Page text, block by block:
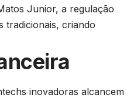
Junior, a regulação
tradicionais, criando
inovadoras alcancem